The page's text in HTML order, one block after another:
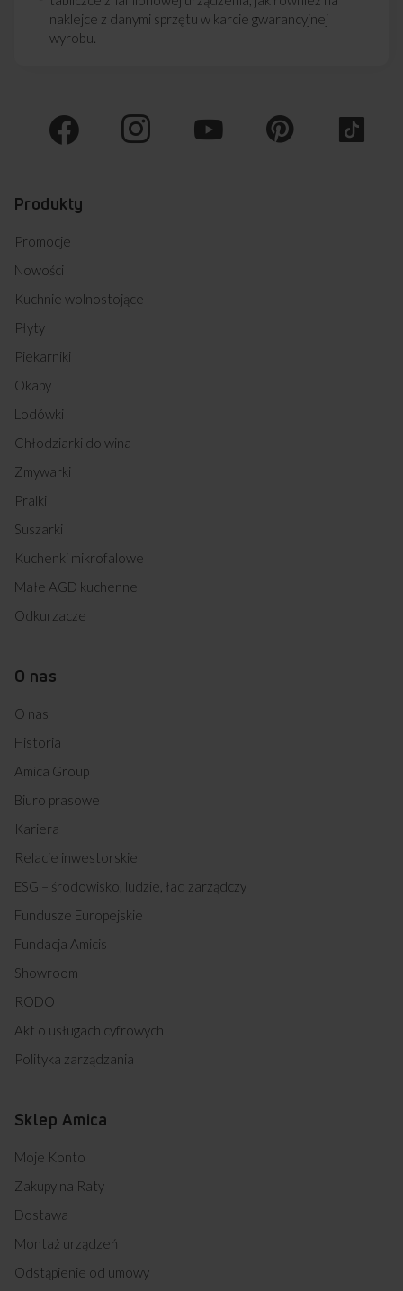
naklejce z danymi sprzętu w karcie gwarancyjnej
wyrobu.
Produkty
Promocje
Nowości
Kuchnie wolnostojące
Płyty
Piekarniki
Okapy
Lodówki
Chłodziarki do wina
Zmywarki
Pralki
Suszarki
Kuchenki mikrofalowe
Małe AGD kuchenne
Odkurzacze
O nas
O nas
Historia
Amica Group
Biuro prasowe
Kariera
Relacje inwestorskie
ESG – środowisko, ludzie, ład zarządczy
Fundusze Europejskie
Fundacja Amicis
Showroom
RODO
Akt o usługach cyfrowych
Polityka zarządzania
Sklep Amica
Moje Konto
Zakupy na Raty
Dostawa
Montaż urządzeń
Odstąpienie od umowy